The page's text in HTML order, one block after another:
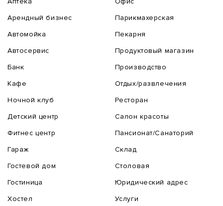
Арендный бизнес
Автомойка
Автосервис
Банк
Кафе
Ночной клуб
Детский центр
Фитнес центр
Гараж
Гостевой дом
Гостиница
Хостел
Парикмахерская
Пекарня
Продуктовый магазин
Производство
Отдых/развлечения
Ресторан
Салон красоты
Пансионат/Санаторий
Склад
Столовая
Юридический адрес
Услуги